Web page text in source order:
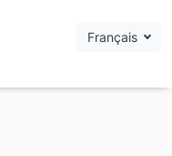
Français